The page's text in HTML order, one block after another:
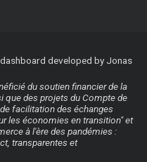
developed by Jonas
du soutien financier de la
que des projets du Compte de
facilitation des échanges
les économies en transition" et
à l'ère des pandémies :
transparentes et